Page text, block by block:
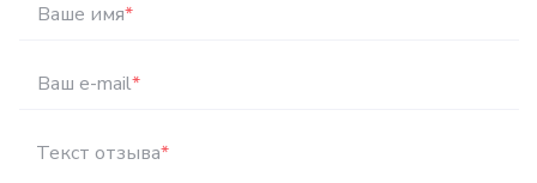
Ваше имя*
Ваш e-mail*
Текст отзыва*